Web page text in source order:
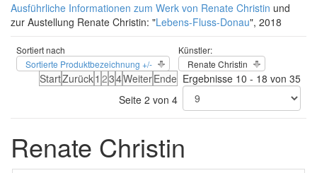
Ausführliche Informationen zum Werk von Renate Christin und
zur Austellung Renate Christin: "Lebens-Fluss-Donau", 2018
Sortiert nach
Sortierte Produktbezeichnung +/-
Künstler:
Renate Christin
StartZurück1 234WeiterEnde
Seite 2 von 4
Ergebnisse 10 - 18 von 35
Renate Christin